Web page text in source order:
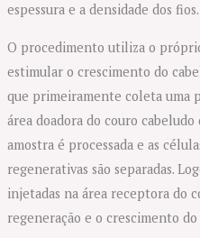
espessura e a densidade dos fios.
O procedimento utiliza o
estimular o crescimento do
que primeiramente coleta uma
área doadora do couro
amostra é processada e as
regenerativas são separadas.
injetadas na área receptora do
regeneração e o crescimento do